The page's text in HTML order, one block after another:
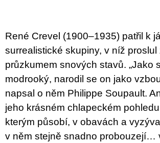
René Crevel (1900–1935) patřil k
surrealistické skupiny, v níž proslul
průzkumem snových stavů. „Jako
modrooký, narodil se on jako
napsal o něm Philippe Soupault.
jeho krásném chlapeckém
kterým působí, v obavách a
v něm stejně snadno probouzejí…
u
j
e
m
e
BRUTAL
PRAGUE
Kč